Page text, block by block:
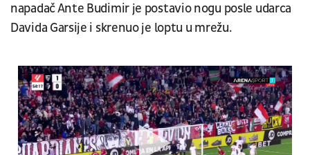
napadač Ante Budimir je postavio nogu posle udarca
Davida Garsije i skrenuo je loptu u mrežu.